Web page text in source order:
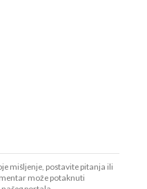
mišljenje, postavite pitanja ili
može potaknuti